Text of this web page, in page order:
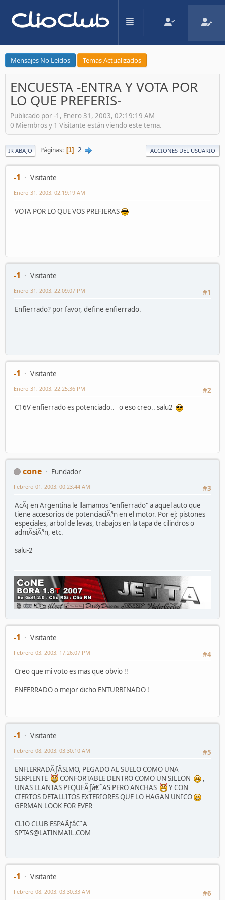
Mensajes No Leídos Temas Actualizados
ENCUESTA -ENTRA Y VOTA POR
LO QUE PREFERIS-
Publicado por -1, Enero 31, 2003, 02:19:19 AM
0 Miembros y 1 Visitante están viendo este tema.
IR ABAJO Páginas 1 2 ACCIONES DEL USUARIO
-1 Visitante
Enero 31, 2003, 02:19:19 AM
VOTA POR LO QUE VOS PREFIERAS
-1
Visitante
#1
Enero 31, 2003, 22:09:07 PM
Enfierrado? por favor, define enfierrado.
-1
Visitante
#2
Enero 31, 2003, 22:25:36 PM
C16V enfierrado es potenciado.. o eso creo.. salu2
cone
Fundador
#3
Febrero 01, 2003, 00:23:44 AM
AcÃ¡ en Argentina le llamamos "enfierrado" a aquel auto que
tiene accesorios de potenciaciÃ³n en el motor. Por ej: pistones
especiales, arbol de levas, trabajos en la tapa de cilindros o
admÃ­siÃ³n, etc.
salu-2
-1
Visitante
#4
Febrero 03, 2003, 17:26:07 PM
Creo que mi voto es mas que obvio !!
ENFERRADO o mejor dicho ENTURBINADO !
-1
Visitante
#5
Febrero 08, 2003, 03:30:10 AM
ENFIERRADÃƒÂSIMO, PEGADO AL SUELO COMO UNA
SERPIENTE
CONFORTABLE DENTRO COMO UN SILLON
,
UNAS LLANTAS PEQUEÃƒâ€˜AS PERO ANCHAS
Y CON
CIERTOS DETALLITOS EXTERIORES QUE LO HAGAN UNICO
GERMAN LOOK FOR EVER
CLIO CLUB ESPAÃƒâ€˜A
SPTAS@LATINMAIL.COM
-1
Visitante
#6
Febrero 08, 2003, 03:30:33 AM